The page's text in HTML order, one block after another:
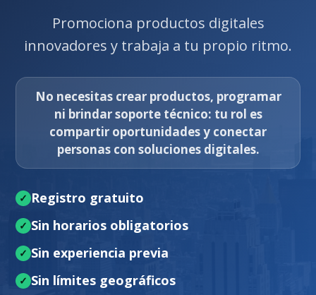
Promociona productos digitales
innovadores y trabaja a tu propio ritmo.
No necesitas crear productos, programar
ni brindar soporte técnico: tu rol es
compartir oportunidades y conectar
personas con soluciones digitales.
Registro gratuito
Sin horarios obligatorios
Sin experiencia previa
Sin límites geográficos